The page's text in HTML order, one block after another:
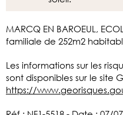
MARCQ EN BAROEUL,
familiale de 252m2
Les informations sur les
sont disponibles sur le site
https://